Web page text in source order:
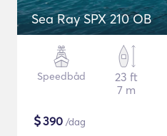
Sea Ray SPX 210 OB
Speedbåd
23 ft
7 m
$390 /dag